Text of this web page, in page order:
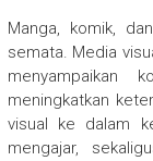
Manga, komik,
semata. Media
menyampaikan
meningkatkan
visual ke dalam
mengajar,